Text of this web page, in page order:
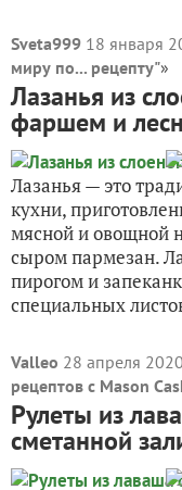
Sveta999 18 января
миру по... рецепту"»
Лазанья из
фаршем и
Лазанья — это
кухни,
мясной и овощной
сыром пармезан.
пирогом и
специальных
Valleo 28 апреля
рецептов с Mason
Рулеты из
сметанной